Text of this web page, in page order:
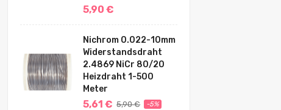
5,90 €
Nichrom 0.022-10mm
Widerstandsdraht
2.4869 NiCr 80/20
Heizdraht 1-500
Meter
5,61 € 5,90 € -5%